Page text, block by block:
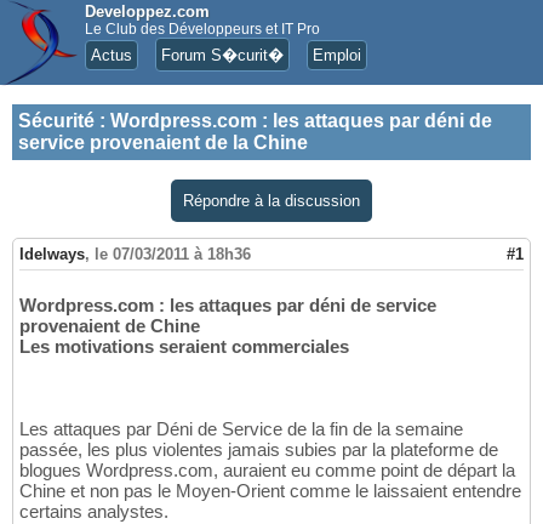
Developpez.com
Le Club des Développeurs et IT Pro
Actus Forum S�curit� Emploi
Sécurité : Wordpress.com : les attaques par déni de
service provenaient de la Chine
Répondre à la discussion
Idelways, le 07/03/2011 à 18h36 #1
Wordpress.com : les attaques par déni de service
provenaient de Chine
Les motivations seraient commerciales
Les attaques par Déni de Service de la fin de la semaine
passée, les plus violentes jamais subies par la plateforme de
blogues Wordpress.com, auraient eu comme point de départ la
Chine et non pas le Moyen-Orient comme le laissaient entendre
certains analystes.